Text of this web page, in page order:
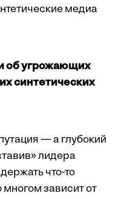
медиа
об угрожающих
синтетических
— а глубокий
лидера
что-то
зависит от